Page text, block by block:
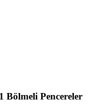
Bölmeli Pencereler